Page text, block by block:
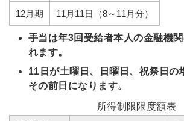
12月期 11月11日（8～11月分）
手当は年3回受給者本人の金融機
れます。
11日が土曜日、日曜日、祝祭日の
その前日になります。
所得制限限度額表